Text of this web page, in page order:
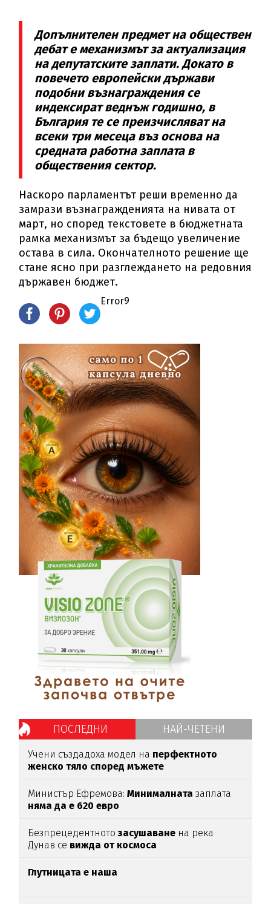
Допълнителен предмет на обществен
дебат е механизмът за актуализация
на депутатските заплати. Докато в
повечето европейски държави
подобни възнаграждения се
индексират веднъж годишно, в
България те се преизчисляват на
всеки три месеца въз основа на
средната работна заплата в
обществения сектор.
Наскоро парламентът реши временно да
замрази възнагражденията на нивата от
март, но според текстовете в бюджетната
рамка механизмът за бъдещо увеличение
остава в сила. Окончателното решение ще
стане ясно при разглеждането на редовния
държавен бюджет.
Error9
ПОСЛЕДНИ НАЙ-ЧЕТЕНИ
Учени създадоха модел на перфектното
женско тяло според мъжете
Министър Ефремова:Минималната заплата
няма да е 620 евро
Безпрецедентнотозасушаване на река
Дунав се вижда от космоса
Глутницата е наша